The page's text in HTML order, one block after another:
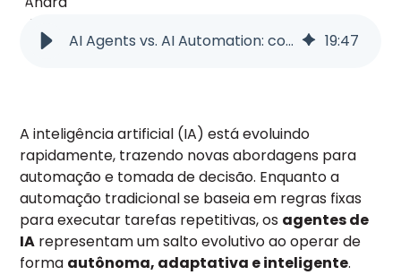
AI Agents vs. AI Automation: como os Agentes de IA funcionam? 19:47
A inteligência artificial (IA) está evoluindo
rapidamente, trazendo novas abordagens para
automação e tomada de decisão. Enquanto a
automação tradicional se baseia em regras fixas
para executar tarefas repetitivas, os agentes de
IA representam um salto evolutivo ao operar de
forma autônoma, adaptativa e inteligente.